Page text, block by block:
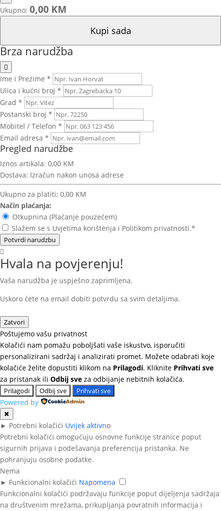
Ukupno: 0,00 KM
Kupi sada
Brza narudžba
Ime i Prezime *
Ulica i kućni broj *
Grad *
Postanski broj *
Mobitel / Telefon *
Email adresa *
Pregled narudžbe
Iznos artikala: 0,00 KM
Dostava: Izračun nakon unosa adrese
Ukupno za platiti: 0,00 KM
Način plaćanja:
Otkupnina (Plaćanje pouzećem)
Slažem se s Uvjetima korištenja i Politikom privatnosti.*
Potvrdi narudzbu
Hvala na povjerenju!
Vaša narudžba je uspješno zaprimljena.
Uskoro ćete na email dobiti potvrdu sa svim detaljima.
Zatvori
Poštujemo vašu privatnost
Kolačići nam pomažu poboljšati vaše iskustvo, isporučiti
personalizirani sadržaj i analizirati promet. Možete odabrati koje
kolačiće želite dopustiti klikom na Prilagodi. Kliknite Prihvati sve
za pristanak ili Odbij sve za odbijanje nebitnih kolačića.
Prilagodi Odbij sve Prihvati sve
Powered by
✖
► Potrebni kolačići Uvijek aktivno
Potrebni kolačići omogućuju osnovne funkcije stranice poput
sigurnih prijava i podešavanja preferencija pristanka. Ne
pohranjuju osobne podatke.
Nema
► Funkcionalni kolačići Napomena
Funkcionalni kolačići podržavaju funkcije poput dijeljenja sadržaja
na društvenim mrežama, prikupljanja povratnih informacija i